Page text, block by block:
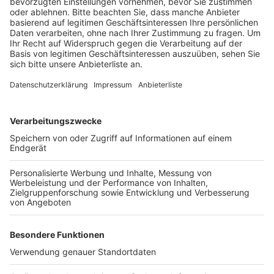
Anzeige
erwirtschaftet und liegt damit nur knapp unter dem
aktuellen Zahlen hervor. Insgesamt sind im letzten
Jahr auf dem Rhein und auf der Schiene mehr als 44
Millionen Tonnen umgeschlagen und befördert
worden.
Anzeige